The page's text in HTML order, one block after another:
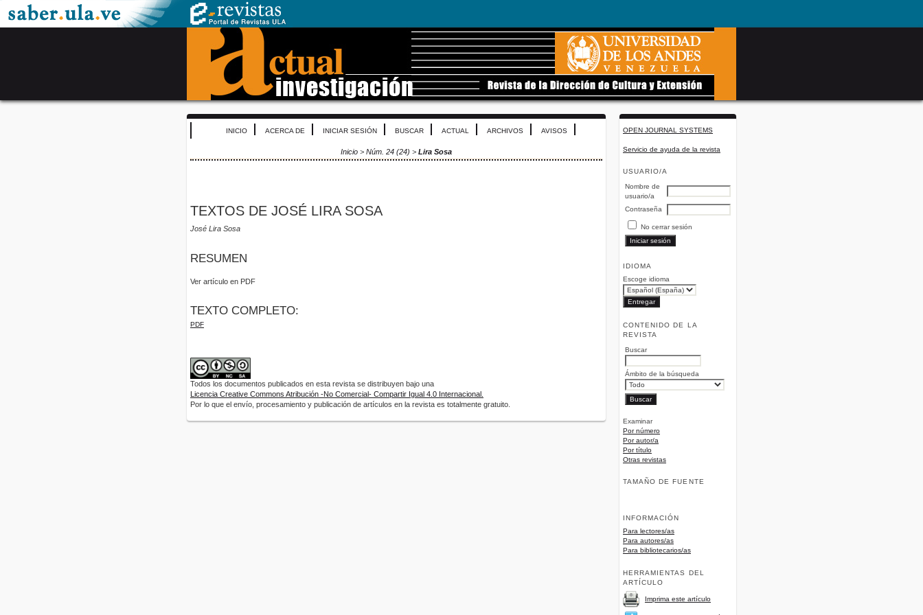
OPEN JOURNAL SYSTEMS
Servicio de ayuda de la revista
USUARIO/A
Nombre de
usuario/a
Contraseña
No cerrar sesión
IDIOMA
Escoge idioma
CONTENIDO DE LA
REVISTA
Buscar
Ámbito de la búsqueda
Examinar
Por número
Por autor/a
Por título
Otras revistas
TAMAÑO DE FUENTE
INFORMACIÓN
Para lectores/as
Para autores/as
Para bibliotecarios/as
HERRAMIENTAS DEL
ARTÍCULO
Imprima este artículo
INICIO ACERCA DE INICIAR SESIÓN BUSCAR ACTUAL ARCHIVOS AVISOS
Inicio > Núm. 24 (24) > Lira Sosa
TEXTOS DE JOSÉ LIRA SOSA
José Lira Sosa
RESUMEN
Ver artículo en PDF
TEXTO COMPLETO:
PDF
Todos los documentos publicados en esta revista se distribuyen bajo una
Licencia Creative Commons Atribución -No Comercial- Compartir Igual 4.0 Internacional.
Por lo que el envío, procesamiento y publicación de artículos en la revista es totalmente gratuito.